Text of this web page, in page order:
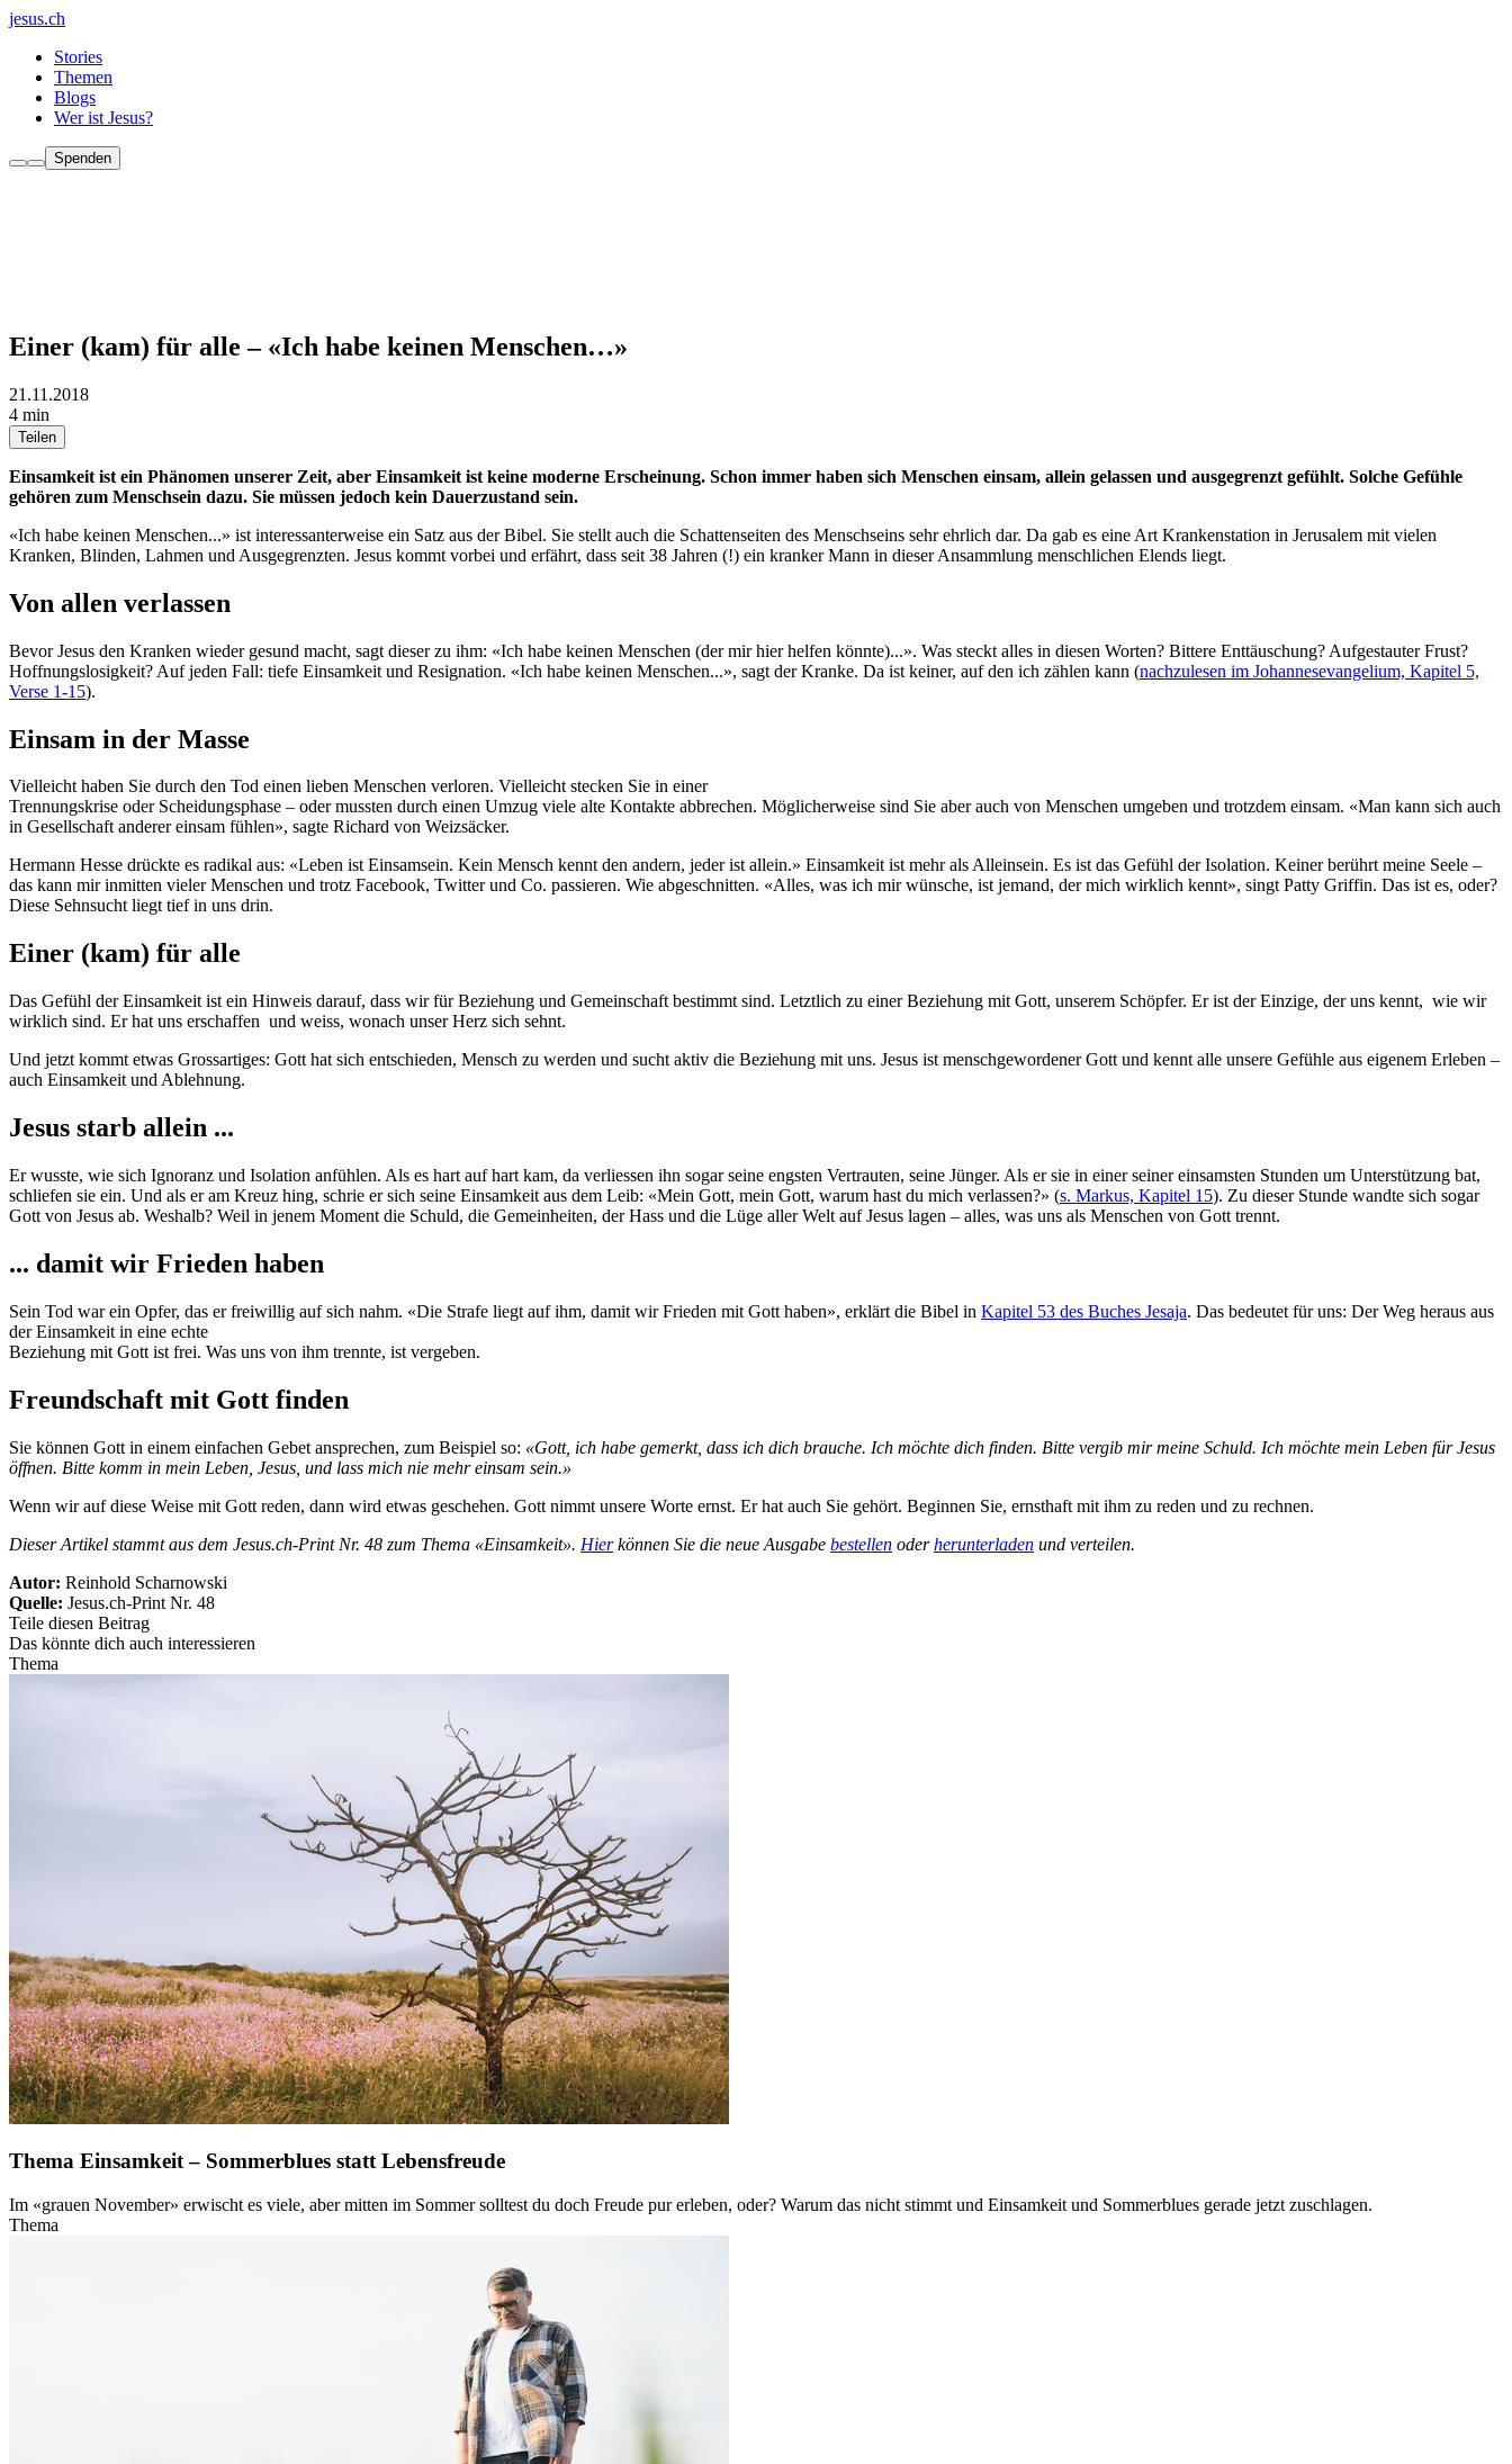
jesus.ch
Stories
Themen
Blogs
Wer ist Jesus?
Spenden
Einer (kam) für alle – «Ich habe keinen Menschen…»
21.11.2018
4 min
Teilen
Einsamkeit ist ein Phänomen unserer Zeit, aber Einsamkeit ist keine moderne Erscheinung. Schon immer haben sich Menschen einsam, allein gelassen und ausgegrenzt gefühlt. Solche Gefühle
gehören zum Menschsein dazu. Sie müssen jedoch kein Dauerzustand sein.
«Ich habe keinen Menschen...» ist interessanterweise ein Satz aus der Bibel. Sie stellt auch die Schattenseiten des Menschseins sehr ehrlich dar. Da gab es eine Art Krankenstation in Jerusalem mit vielen
Kranken, Blinden, Lahmen und Ausgegrenzten. Jesus kommt vorbei und erfährt, dass seit 38 Jahren (!) ein kranker Mann in dieser Ansammlung menschlichen Elends liegt.
Von allen verlassen
Bevor Jesus den Kranken wieder gesund macht, sagt dieser zu ihm: «Ich habe keinen Menschen (der mir hier helfen könnte)...». Was steckt alles in diesen Worten? Bittere Enttäuschung? Aufgestauter Frust?
Hoffnungslosigkeit? Auf jeden Fall: tiefe Einsamkeit und Resignation. «Ich habe keinen Menschen...», sagt der Kranke. Da ist keiner, auf den ich zählen kann (nachzulesen im Johannesevangelium, Kapitel 5,
Verse 1-15).
Einsam in der Masse
Vielleicht haben Sie durch den Tod einen lieben Menschen verloren. Vielleicht stecken Sie in einer
Trennungskrise oder Scheidungsphase – oder mussten durch einen Umzug viele alte Kontakte abbrechen. Möglicherweise sind Sie aber auch von Menschen umgeben und trotzdem einsam. «Man kann sich auch
in Gesellschaft anderer einsam fühlen», sagte Richard von Weizsäcker.
Hermann Hesse drückte es radikal aus: «Leben ist Einsamsein. Kein Mensch kennt den andern, jeder ist allein.» Einsamkeit ist mehr als Alleinsein. Es ist das Gefühl der Isolation. Keiner berührt meine Seele –
das kann mir inmitten vieler Menschen und trotz Facebook, Twitter und Co. passieren. Wie abgeschnitten. «Alles, was ich mir wünsche, ist jemand, der mich wirklich kennt», singt Patty Griffin. Das ist es, oder?
Diese Sehnsucht liegt tief in uns drin.
Einer (kam) für alle
Das Gefühl der Einsamkeit ist ein Hinweis darauf, dass wir für Beziehung und Gemeinschaft bestimmt sind. Letztlich zu einer Beziehung mit Gott, unserem Schöpfer. Er ist der Einzige, der uns kennt, wie wir
wirklich sind. Er hat uns erschaffen und weiss, wonach unser Herz sich sehnt.
Und jetzt kommt etwas Grossartiges: Gott hat sich entschieden, Mensch zu werden und sucht aktiv die Beziehung mit uns. Jesus ist menschgewordener Gott und kennt alle unsere Gefühle aus eigenem Erleben –
auch Einsamkeit und Ablehnung.
Jesus starb allein ...
Er wusste, wie sich Ignoranz und Isolation anfühlen. Als es hart auf hart kam, da verliessen ihn sogar seine engsten Vertrauten, seine Jünger. Als er sie in einer seiner einsamsten Stunden um Unterstützung bat,
schliefen sie ein. Und als er am Kreuz hing, schrie er sich seine Einsamkeit aus dem Leib: «Mein Gott, mein Gott, warum hast du mich verlassen?» (s. Markus, Kapitel 15). Zu dieser Stunde wandte sich sogar
Gott von Jesus ab. Weshalb? Weil in jenem Moment die Schuld, die Gemeinheiten, der Hass und die Lüge aller Welt auf Jesus lagen – alles, was uns als Menschen von Gott trennt.
... damit wir Frieden haben
Sein Tod war ein Opfer, das er freiwillig auf sich nahm. «Die Strafe liegt auf ihm, damit wir Frieden mit Gott haben», erklärt die Bibel in Kapitel 53 des Buches Jesaja. Das bedeutet für uns: Der Weg heraus aus
der Einsamkeit in eine echte
Beziehung mit Gott ist frei. Was uns von ihm trennte, ist vergeben.
Freundschaft mit Gott finden
Sie können Gott in einem einfachen Gebet ansprechen, zum Beispiel so: «Gott, ich habe gemerkt, dass ich dich brauche. Ich möchte dich finden. Bitte vergib mir meine Schuld. Ich möchte mein Leben für Jesus
öffnen. Bitte komm in mein Leben, Jesus, und lass mich nie mehr einsam sein.»
Wenn wir auf diese Weise mit Gott reden, dann wird etwas geschehen. Gott nimmt unsere Worte ernst. Er hat auch Sie gehört. Beginnen Sie, ernsthaft mit ihm zu reden und zu rechnen.
Dieser Artikel stammt aus dem Jesus.ch-Print Nr. 48 zum Thema «Einsamkeit». Hierkönnen Sie die neue Ausgabe bestellen oderherunterladen und verteilen.
Autor: Reinhold Scharnowski
Quelle: Jesus.ch-Print Nr. 48
Teile diesen Beitrag
Das könnte dich auch interessieren
Thema
Thema Einsamkeit – Sommerblues statt Lebensfreude
Im «grauen November» erwischt es viele, aber mitten im Sommer solltest du doch Freude pur erleben, oder? Warum das nicht stimmt und Einsamkeit und Sommerblues gerade jetzt zuschlagen.
Thema